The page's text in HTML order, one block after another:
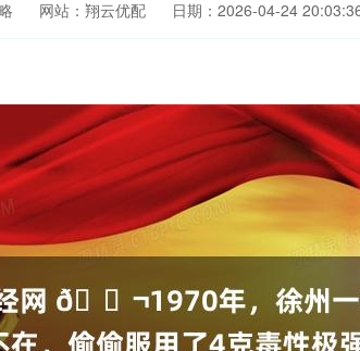
网站：翔云优配 日期：2026-04-24